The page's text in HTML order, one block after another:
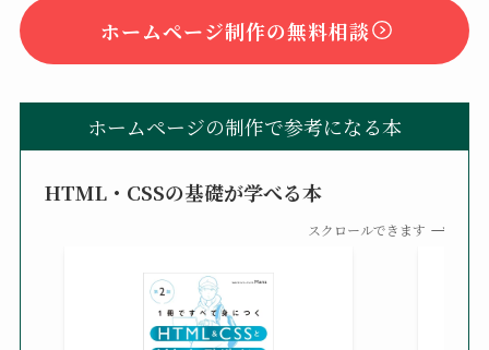
ホームページ制作の無料相談
ホームページの制作で参考になる本
HTML・CSSの基礎が学べる本
スクロールできます